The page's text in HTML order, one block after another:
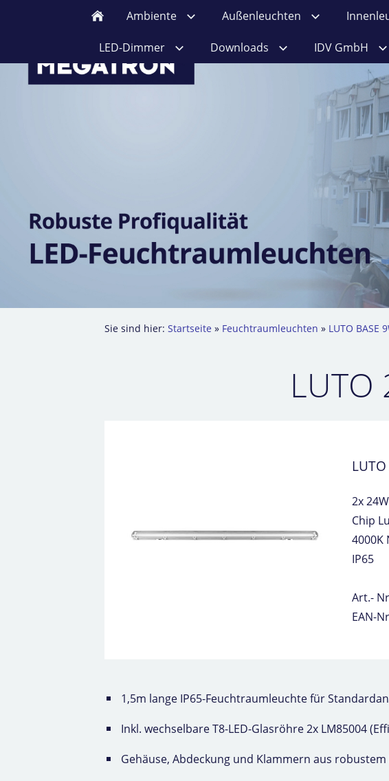
Ambiente Außenleuchten
LED-Dimmer Downloads IDV GmbH
Sie sind hier: Startseite » Feuchtraumleuchten » LUTO BASE
2x 24W
Chip
4000K
IP65
Art.-
EAN-
1,5m lange IP65-Feuchtraumleuchte für
Inkl. wechselbare T8-LED-Glasröhre 2x LM85004
Gehäuse, Abdeckung und Klammern aus